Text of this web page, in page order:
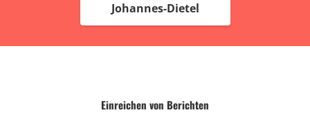
Johannes-Dietel
Einreichen von Berichten